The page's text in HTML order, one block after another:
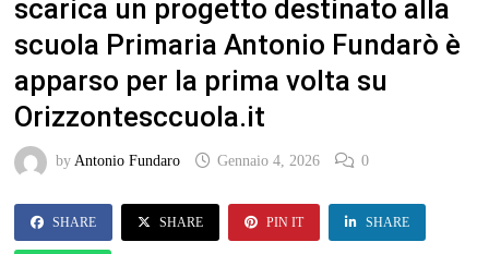
scarica un progetto destinato alla
scuola Primaria Antonio Fundarò è
apparso per la prima volta su
Orizzontesccuola.it
by Antonio Fundaro Gennaio 4, 2026 0
SHARE SHARE PIN IT SHARE